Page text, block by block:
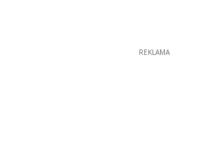
REKLAMA